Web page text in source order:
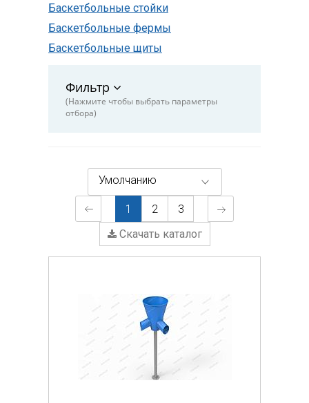
Баскетбольные стойки
Баскетбольные фермы
Баскетбольные щиты
Фильтр
(Нажмите чтобы выбрать параметры
отбора)
Умолчанию
1 2
3
Скачать каталог